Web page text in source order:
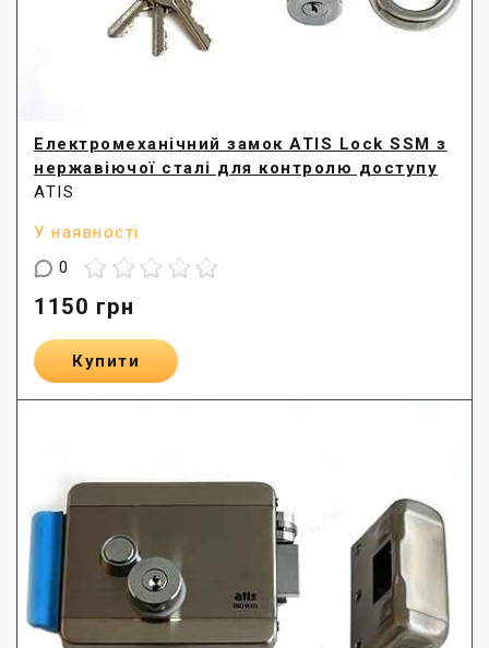
Електромеханічний замок ATIS Lock SSM з
нержавіючої сталі для контролю доступу
ATIS
У наявності
0
1150 грн
Купити